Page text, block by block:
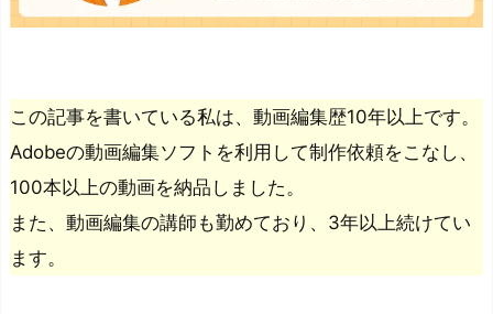
この記事を書いている私は、動画編集歴10年以上です。
Adobeの動画編集ソフトを利用して制作依頼をこなし、
100本以上の動画を納品しました。
また、動画編集の講師も勤めており、3年以上続けてい
ます。